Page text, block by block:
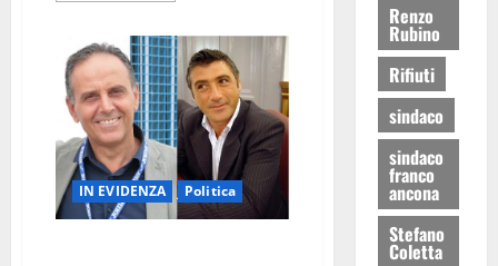
IN EVIDENZA Politica
Renzo
Rubino
Rifiuti
sindaco
sindaco
franco
ancona
Stefano
Coletta